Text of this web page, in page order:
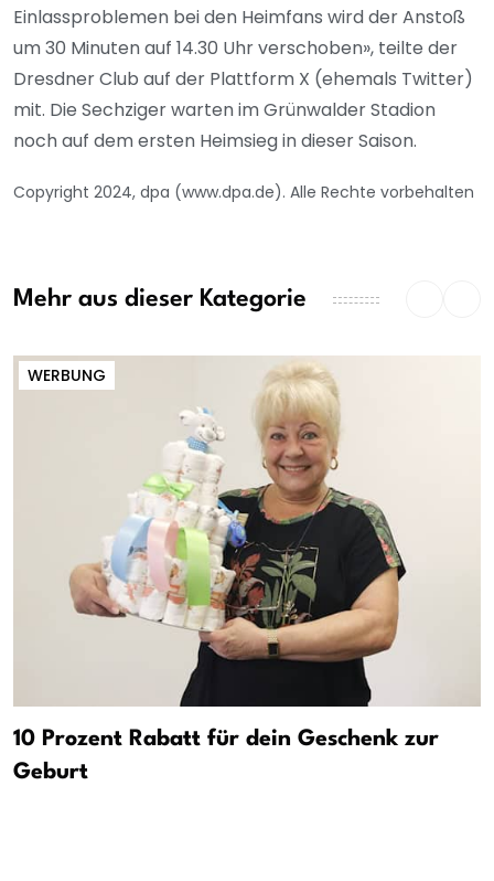
Einlassproblemen bei den Heimfans wird der Anstoß
um 30 Minuten auf 14.30 Uhr verschoben», teilte der
Dresdner Club auf der Plattform X (ehemals Twitter)
mit. Die Sechziger warten im Grünwalder Stadion
noch auf dem ersten Heimsieg in dieser Saison.
Copyright 2024, dpa (www.dpa.de). Alle Rechte vorbehalten
Mehr aus dieser Kategorie
WERBUNG
10 Prozent Rabatt für dein Geschenk zur
Geburt